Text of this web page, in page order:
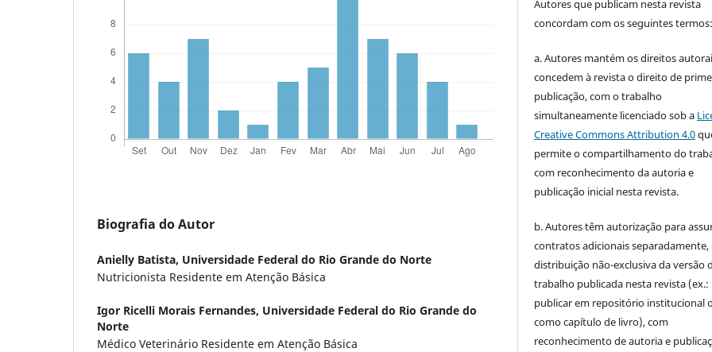
Biografia do Autor
Anielly Batista, Universidade Federal do Rio Grande do Norte
Nutricionista Residente em Atenção Básica
Igor Ricelli Morais Fernandes, Universidade Federal do Rio Grande do
Norte
Médico Veterinário Residente em Atenção Básica
Autores que publicam nesta revista
concordam com os seguintes termos:
a. Autores mantém os direitos
concedem à revista o direito de
publicação, com o trabalho
simultaneamente licenciado sob a
Creative Commons Attribution 4.0
permite o compartilhamento do
com reconhecimento da autoria e
publicação inicial nesta revista.
b. Autores têm autorização para
contratos adicionais separadamente,
distribuição não-exclusiva da versão
trabalho publicada nesta revista (ex.:
publicar em repositório institucional
como capítulo de livro), com
reconhecimento de autoria e